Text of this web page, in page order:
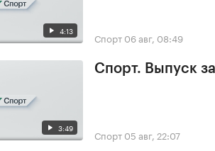
4:13 Спорт 06 авг, 08:49
3:49
Спорт. Выпуск
Спорт 05 авг, 22:07